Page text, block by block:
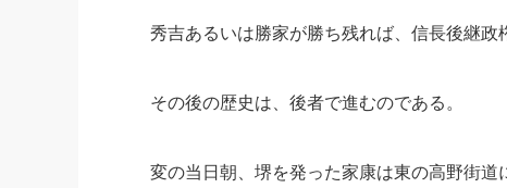
秀吉あるいは勝家が勝ち残れば、信長後継政
その後の歴史は、後者で進むのである。
変の当日朝、堺を発った家康は東の高野街道